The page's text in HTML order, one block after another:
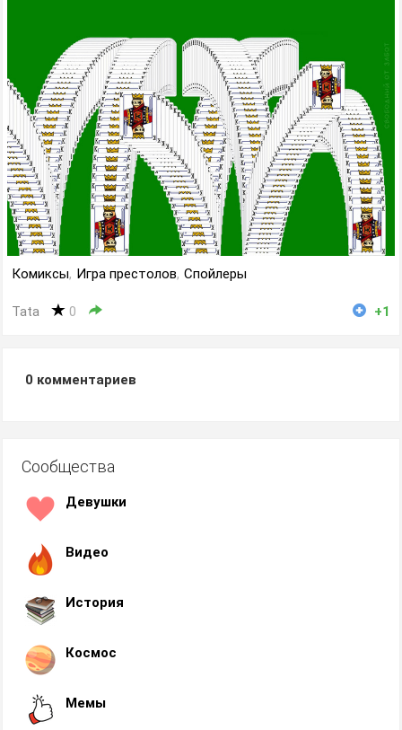
Комиксы, Игра престолов, Спойлеры
Tata 0 +1
0 комментариев
Сообщества
Девушки
Видео
История
Космос
Мемы